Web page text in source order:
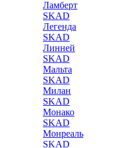
Ламберт
SKAD
Легенда
SKAD
Линней
SKAD
Мальта
SKAD
Милан
SKAD
Монако
SKAD
Монреаль
SKAD